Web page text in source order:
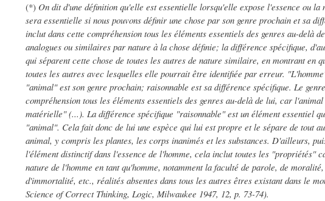
(*) On dit d'une définition qu'elle est essentielle lorsqu'elle expose l'essence ou la
sera essentielle si nous pouvons définir une chose par son genre prochain et sa
inclut dans cette compréhension tous les éléments essentiels des genres au-delà
analogues ou similaires par nature à la chose définie; la différence spécifique,
qui séparent cette chose de toutes les autres de nature similaire, en montrant en
toutes les autres avec lesquelles elle pourrait être identifiée par erreur.
"animal" est son genre prochain; raisonnable est sa différence spécifique. Le
compréhension tous les éléments essentiels des genres au-delà de lui, car
matérielle" (...). La différence spécifique "raisonnable" est un élément essentiel
"animal". Cela fait donc de lui une espèce qui lui est propre et le sépare de tout
animal, y compris les plantes, les corps inanimés et les substances. D'ailleurs,
l'élément distinctif dans l'essence de l'homme, cela inclut toutes les "propriétés"
nature de l'homme en tant qu'homme, notamment la faculté de parole, de
d'immortalité, etc., réalités absentes dans tous les autres êtres existant dans le
Science of Correct Thinking, Logic, Milwaukee 1947, 12, p. 73-74).